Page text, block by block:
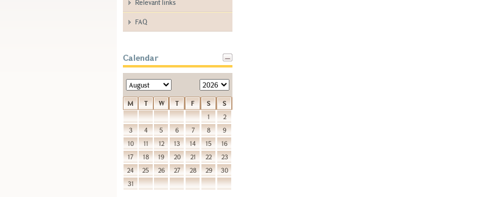
Relevant links
FAQ
Calendar
M T W T F S
S
1
2
3
4 5 6 7 8
9
10
11 12 13 14 15
16
17
18 19 20 21 22
23
24
25 26 27 28 29
30
31